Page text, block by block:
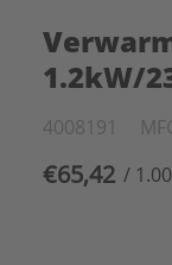
1.2kW/
4008191
€65,42 / 1.00